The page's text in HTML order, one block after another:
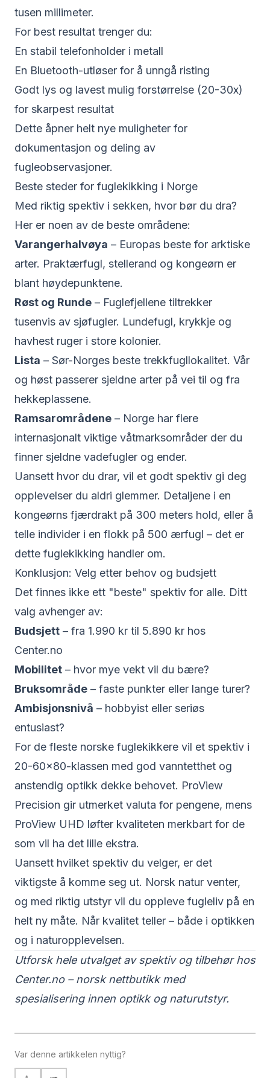
tusen millimeter.
For best resultat trenger du:
En stabil telefonholder i metall
En Bluetooth-utløser for å unngå risting
Godt lys og lavest mulig forstørrelse (20-30x)
for skarpest resultat
Dette åpner helt nye muligheter for
dokumentasjon og deling av
fugleobservasjoner.
Beste steder for fuglekikking i Norge
Med riktig spektiv i sekken, hvor bør du dra?
Her er noen av de beste områdene:
Varangerhalvøya – Europas beste for arktiske
arter. Praktærfugl, stellerand og kongeørn er
blant høydepunktene.
Røst og Runde – Fuglefjellene tiltrekker
tusenvis av sjøfugler. Lundefugl, krykkje og
havhest ruger i store kolonier.
Lista – Sør-Norges beste trekkfugllokalitet. Vår
og høst passerer sjeldne arter på vei til og fra
hekkeplassene.
Ramsarområdene – Norge har flere
internasjonalt viktige våtmarksområder der du
finner sjeldne vadefugler og ender.
Uansett hvor du drar, vil et godt spektiv gi deg
opplevelser du aldri glemmer. Detaljene i en
kongeørns fjærdrakt på 300 meters hold, eller å
telle individer i en flokk på 500 ærfugl – det er
dette fuglekikking handler om.
Konklusjon: Velg etter behov og budsjett
Det finnes ikke ett "beste" spektiv for alle. Ditt
valg avhenger av:
Budsjett – fra 1.990 kr til 5.890 kr hos
Center.no
Mobilitet – hvor mye vekt vil du bære?
Bruksområde – faste punkter eller lange turer?
Ambisjonsnivå – hobbyist eller seriøs
entusiast?
For de fleste norske fuglekikkere vil et spektiv i
20-60×80-klassen med god vanntetthet og
anstendig optikk dekke behovet. ProView
Precision gir utmerket valuta for pengene, mens
ProView UHD løfter kvaliteten merkbart for de
som vil ha det lille ekstra.
Uansett hvilket spektiv du velger, er det
viktigste å komme seg ut. Norsk natur venter,
og med riktig utstyr vil du oppleve fugleliv på en
helt ny måte. Når kvalitet teller – både i optikken
og i naturopplevelsen.
Utforsk hele utvalget av spektiv og tilbehør hos
Center.no– norsk nettbutikk med
spesialisering innen optikk og naturutstyr.
Var denne artikkelen nyttig?